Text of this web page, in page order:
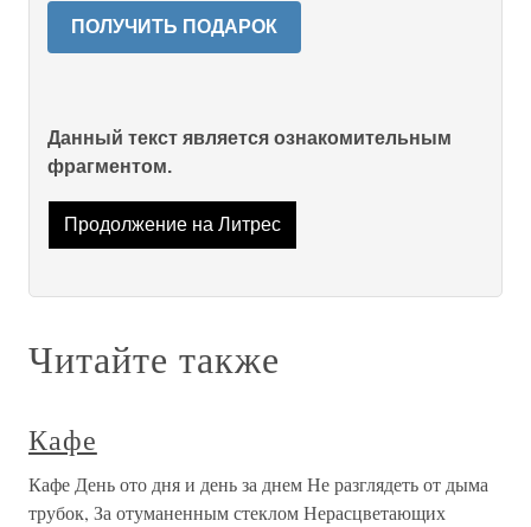
ПОЛУЧИТЬ ПОДАРОК
Данный текст является ознакомительным
фрагментом.
Продолжение на Литрес
Читайте также
Кафе
Кафе День ото дня и день за днем Не разглядеть от дыма
трубок, За отуманенным стеклом Нерасцветающих